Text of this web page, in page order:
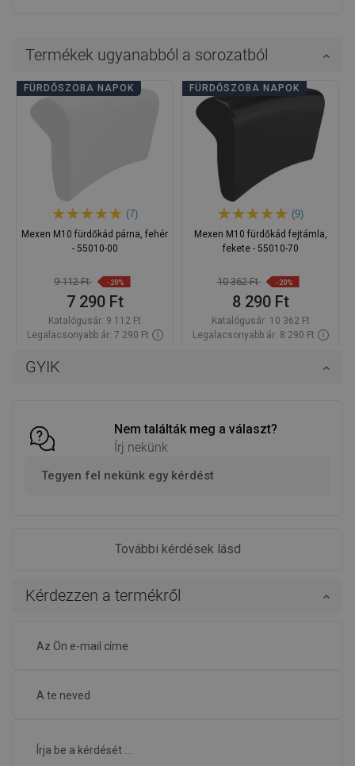
GYIK
Nem találták meg a választ?
Írj nekünk
Tegyen fel nekünk egy kérdést
További kérdések lásd
Kérdezzen a termékről
Termékek ugyanabból a sorozatból
FÜRDŐSZOBA NAPOK
(7)
Mexen M10 fürdőkád párna, fehér
- 55010-00
9 112 Ft -20%
7 290 Ft
Katalógusár: 9 112 Ft
Legalacsonyabb ár: 7 290 Ft
FÜRDŐSZOBA NAPOK
(9)
Mexen M10 fürdőkád fejtámla,
fekete - 55010-70
10 362 Ft -20%
8 290 Ft
Katalógusár: 10 362 Ft
Legalacsonyabb ár: 8 290 Ft